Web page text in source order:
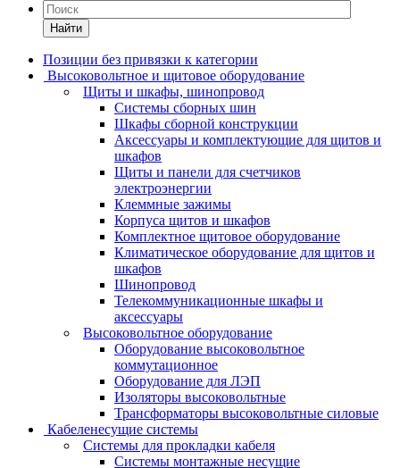
Найти
Позиции без привязки к категории
Высоковольтное и щитовое оборудование
Щиты и шкафы, шинопровод
Системы сборных шин
Шкафы сборной конструкции
Аксессуары и комплектующие для щитов и
шкафов
Щиты и панели для счетчиков
электроэнергии
Клеммные зажимы
Корпуса щитов и шкафов
Комплектное щитовое оборудование
Климатическое оборудование для щитов и
шкафов
Шинопровод
Телекоммуникационные шкафы и
аксессуары
Высоковольтное оборудование
Оборудование высоковольтное
коммутационное
Оборудование для ЛЭП
Изоляторы высоковольтные
Трансформаторы высоковольтные силовые
Кабеленесущие системы
Системы для прокладки кабеля
Системы монтажные несущие